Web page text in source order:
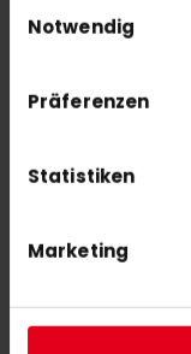
Nutzung der
Notwendig
Präferenzen
Statistiken
Marketing
Mit unserem